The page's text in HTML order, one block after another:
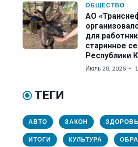
ОБЩЕСТВО
АО
для
старинное
Республики
Июль 28, 2026
ТЕГИ
АВТО ЗАКОН
ИТОГИ КУЛЬТУРА